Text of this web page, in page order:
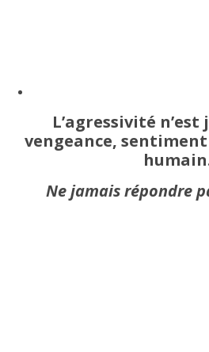
L’agressivité
vengeance,
Ne jamais répondre